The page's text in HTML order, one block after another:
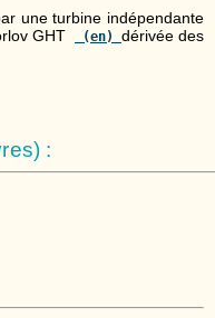
une turbine indépendante
GHT
(en) dérivée des
: